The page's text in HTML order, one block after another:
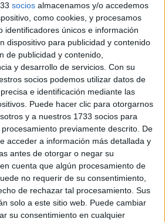
socios almacenamos y/o accedemos
como cookies, y procesamos
identificadores únicos e información
dispositivo para publicidad y contenido
de publicidad y contenido,
y desarrollo de servicios. Con su
socios podemos utilizar datos de
e identificación mediante las
Puede hacer clic para otorgarnos
y a nuestros 1733 socios para
previamente descrito. De
acceder a información más detallada y
antes de otorgar o negar su
cuenta que algún procesamiento de
no requerir de su consentimiento,
de rechazar tal procesamiento. Sus
solo a este sitio web. Puede cambiar
su consentimiento en cualquier
y de Funcionarios
que dice ser elsindicato
las Administraciones Públicas y con
el sector privado, ha interpuesto
eliminar las desigualdades
Asuntos Sociales.
central, “el personal adscrito a
los trabajadores sociales
continuos agravios y
desde hace años debido a que,
un incentivo laboral sensiblemente
pertenecen al mismo